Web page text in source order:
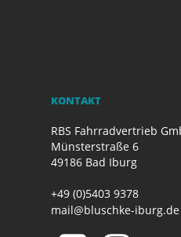
KONTAKT
RBS Fahrradvertrieb
Münsterstraße 6
49186 Bad Iburg
+49 (0)5403 9378
mail@bluschke-iburg.de